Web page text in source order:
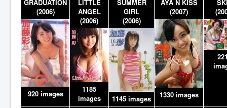
GRADUATION
(2006)
920 images
LITTLE
ANGEL
(2006)
1185
images
SUMMER
GIRL
(2006)
1145 images
AYA N KISS
(2007)
1330 images